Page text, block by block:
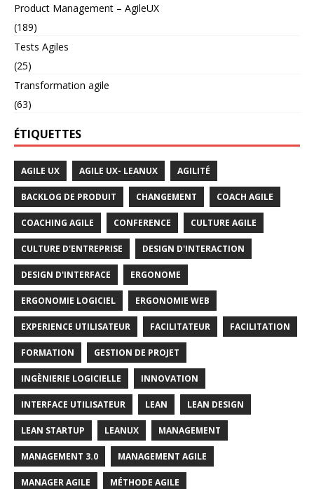
Product Management – AgileUX
(189)
Tests Agiles
(25)
Transformation agile
(63)
ÉTIQUETTES
AGILE UX AGILE UX- LEANUX AGILITÉ
BACKLOG DE PRODUIT CHANGEMENT COACH AGILE
COACHING AGILE CONFERENCE CULTURE AGILE
CULTURE D'ENTREPRISE DESIGN D'INTERACTION
DESIGN D'INTERFACE ERGONOME
ERGONOMIE LOGICIEL ERGONOMIE WEB
EXPERIENCE UTILISATEUR FACILITATEUR FACILITATION
FORMATION GESTION DE PROJET
INGÈNIERIE LOGICIELLE INNOVATION
INTERFACE UTILISATEUR LEAN LEAN DESIGN
LEAN STARTUP LEANUX MANAGEMENT
MANAGEMENT 3.0 MANAGEMENT AGILE
MANAGER AGILE MÉTHODE AGILE